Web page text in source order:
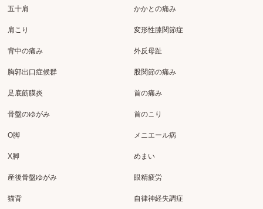
五十肩
肩こり
背中の痛み
胸郭出口症候群
かかとの痛み
変形性膝関節症
外反母趾
股関節の痛み
足底筋膜炎
骨盤のゆがみ
O脚
X脚
産後骨盤ゆがみ
猫背
首の痛み
首のこり
メニエール病
めまい
眼精疲労
自律神経失調症